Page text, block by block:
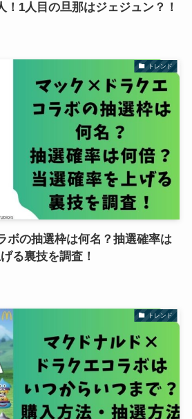
！1人目の旦那はジェジュン？！
トレンド
ボの抽選枠は何名？抽選確率は
る裏技を調査！
トレンド